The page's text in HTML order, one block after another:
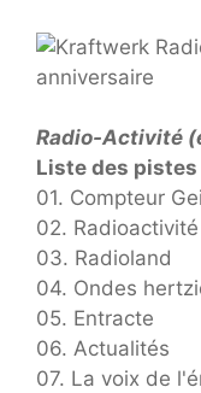
Radio-Activité
Liste des pistes
01. Compteur
02. Radioactivité
03. Radioland
04. Ondes
05. Entracte
06. Actualités
07. La voix de